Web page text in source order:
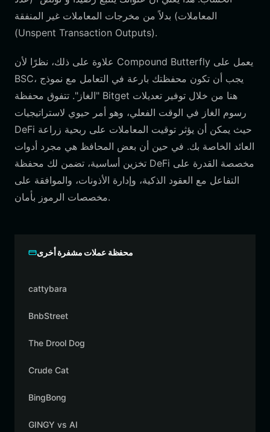
المعاملات) بدلاً من مخرجات المعاملات غير المنفقة
(Unspent Transaction Outputs).
علاوة على ذلك، نظرًا لأن Compound Butterfly يعمل على
BSC، يجب أن تكون محفظتك بارعة في التعامل مع نموذج
"الغاز". تتفوق محفظة Bitget هنا من خلال توفير تعديلات
رسوم الغاز في الوقت الفعلي، وهو أمر حيوي لاستراتيجيات
DeFi حيث يمكن أن يؤثر توقيت المعاملات على ربحية زراعة
العائد الخاصة بك. في حين أن بعض المحافظ هي مجرد أدوات
تخزين أساسية، تضمن لك محفظة DeFi مخصصة القدرة على
التفاعل مع العقود الذكية، وإدارة الأذونات، والموافقة على
مخصصات الرموز بأمان.
محفظة عملات مشفرة أخرى
cattybara
BnbStreet
The Drool Dog
Crude Cat
BingBong
GINGY vs AI